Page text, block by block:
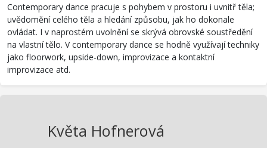
Contemporary dance pracuje s pohybem v prostoru i uvnitř těla;
uvědomění celého těla a hledání způsobu, jak ho dokonale
ovládat. I v naprostém uvolnění se skrývá obrovské soustředění
na vlastní tělo. V contemporary dance se hodně využívají techniky
jako floorwork, upside-down, improvizace a kontaktní
improvizace atd.
Květa Hofnerová